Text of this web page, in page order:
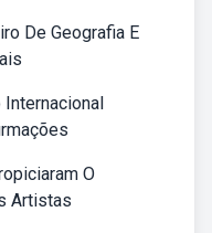
De Geografia E
O
Artistas